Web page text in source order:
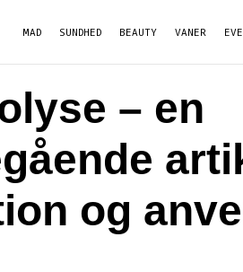
MAD SUNDHED BEAUTY VANER
– en
og